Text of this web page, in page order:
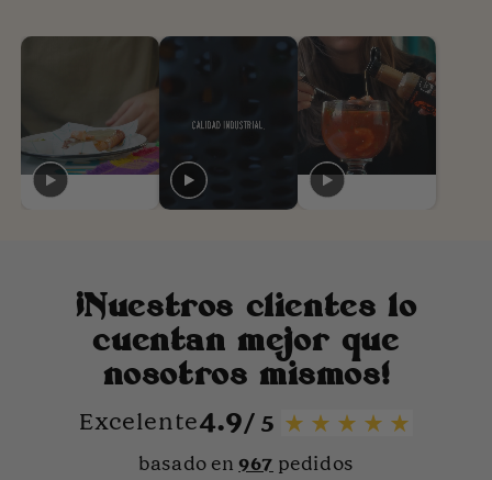
¡Nuestros clientes lo
cuentan mejor que
nosotros mismos!
Excelente4.9 / 5
basado en967 pedidos